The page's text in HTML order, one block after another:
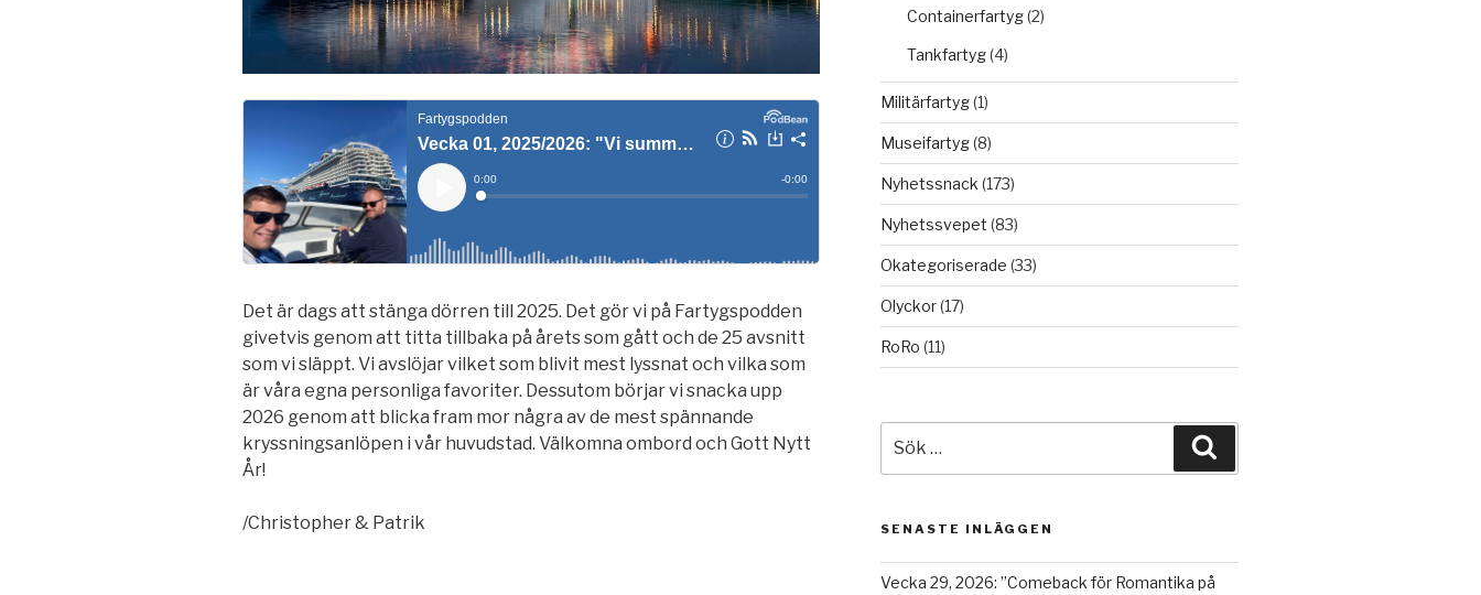
Det är dags att stänga dörren till 2025. Det gör vi på Fartygspodden
givetvis genom att titta tillbaka på årets som gått och de 25 avsnitt
som vi släppt. Vi avslöjar vilket som blivit mest lyssnat och vilka som
är våra egna personliga favoriter. Dessutom börjar vi snacka upp
2026 genom att blicka fram mor några av de mest spännande
kryssningsanlöpen i vår huvudstad. Välkomna ombord och Gott Nytt
År!
/Christopher & Patrik
Containerfartyg(2)
Tankfartyg(4)
Militärfartyg(1)
Museifartyg(8)
Nyhetssnack (173)
Nyhetssvepet (83)
Okategoriserade (33)
Olyckor(17)
RoRo (11)
efter:
SENASTE INLÄGGEN
Vecka 29, 2026: ”Comeback för Romantika på